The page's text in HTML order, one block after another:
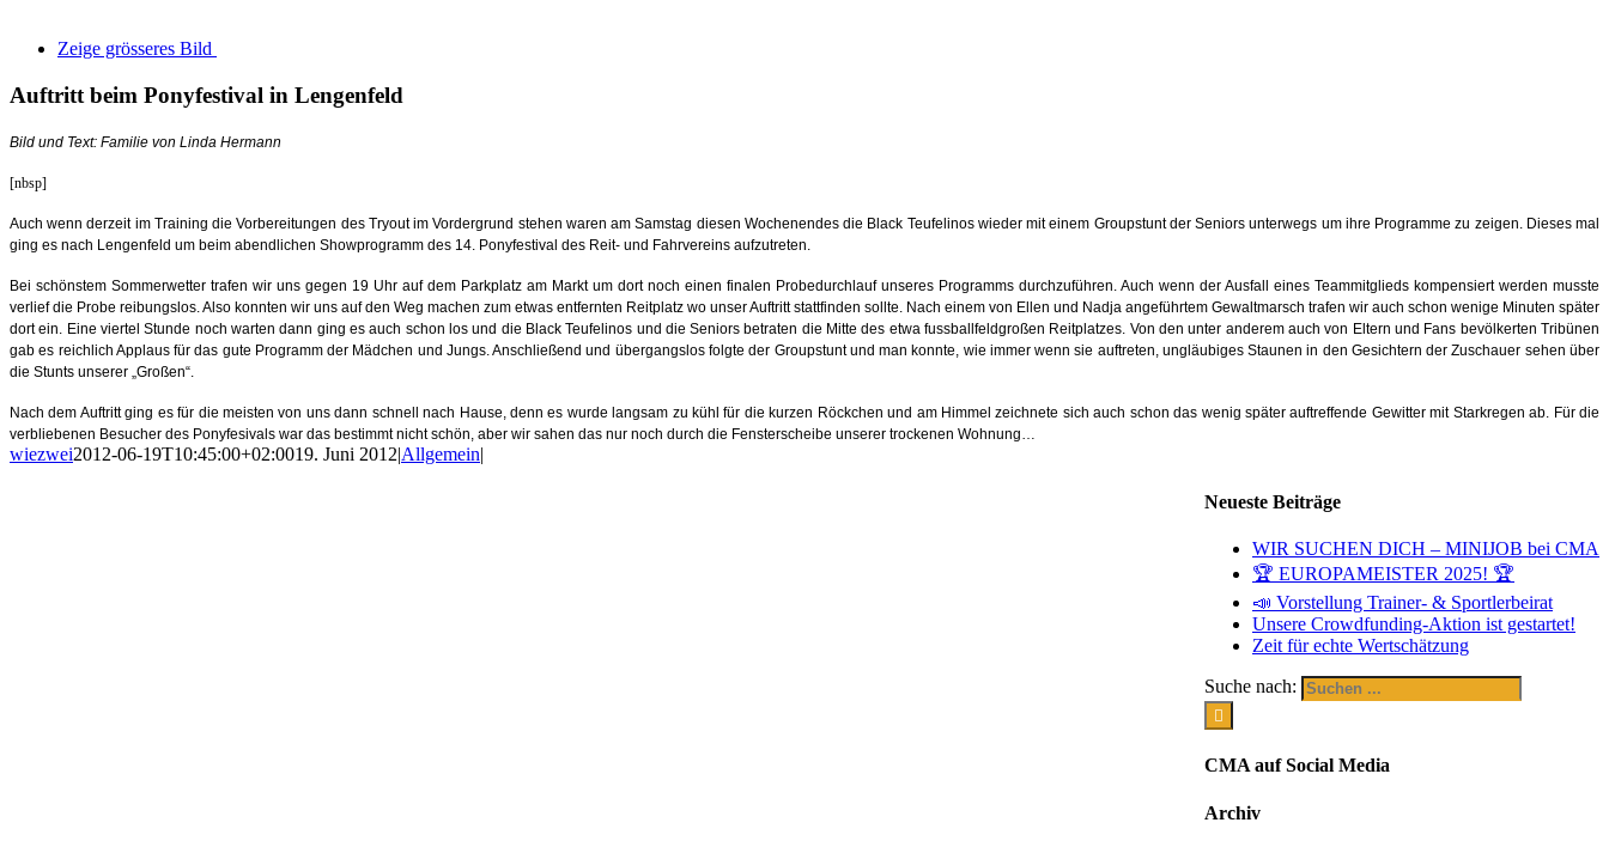
Zeige grösseres Bild
Auftritt beim Ponyfestival in Lengenfeld
Bild und Text: Familie von Linda Hermann
[nbsp]
Auch wenn derzeit im Training die Vorbereitungen des Tryout im Vordergrund stehen waren am Samstag diesen Wochenendes die Black Teufelinos wieder mit einem Groupstunt der Seniors unterwegs um ihre Programme zu zeigen. Dieses mal
ging es nach Lengenfeld um beim abendlichen Showprogramm des 14. Ponyfestival des Reit- und Fahrvereins aufzutreten.
Bei schönstem Sommerwetter trafen wir uns gegen 19 Uhr auf dem Parkplatz am Markt um dort noch einen finalen Probedurchlauf unseres Programms durchzuführen. Auch wenn der Ausfall eines Teammitglieds kompensiert werden musste
verlief die Probe reibungslos. Also konnten wir uns auf den Weg machen zum etwas entfernten Reitplatz wo unser Auftritt stattfinden sollte. Nach einem von Ellen und Nadja angeführtem Gewaltmarsch trafen wir auch schon wenige Minuten später
dort ein. Eine viertel Stunde noch warten dann ging es auch schon los und die Black Teufelinos und die Seniors betraten die Mitte des etwa fussballfeldgroßen Reitplatzes. Von den unter anderem auch von Eltern und Fans bevölkerten Tribünen
gab es reichlich Applaus für das gute Programm der Mädchen und Jungs. Anschließend und übergangslos folgte der Groupstunt und man konnte, wie immer wenn sie auftreten, ungläubiges Staunen in den Gesichtern der Zuschauer sehen über
die Stunts unserer „Großen“.
Nach dem Auftritt ging es für die meisten von uns dann schnell nach Hause, denn es wurde langsam zu kühl für die kurzen Röckchen und am Himmel zeichnete sich auch schon das wenig später auftreffende Gewitter mit Starkregen ab. Für die
verbliebenen Besucher des Ponyfesivals war das bestimmt nicht schön, aber wir sahen das nur noch durch die Fensterscheibe unserer trockenen Wohnung…
wiezwei2012-06-19T10:45:00+02:0019. Juni 2012|Allgemein|
Neueste Beiträge
WIR SUCHEN DICH – MINIJOB bei CMA
🏆 EUROPAMEISTER 2025! 🏆
📣 Vorstellung Trainer- & Sportlerbeirat
Unsere Crowdfunding-Aktion ist gestartet!
Zeit für echte Wertschätzung
Suche nach:
CMA auf Social Media
Archiv